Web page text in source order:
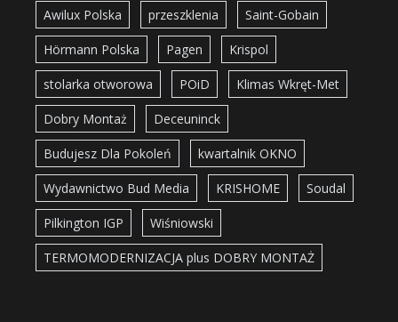
Awilux Polska przeszklenia Saint-Gobain
Hörmann Polska Pagen Krispol
stolarka otworowa POiD Klimas Wkręt-Met
Dobry Montaż Deceuninck
Budujesz Dla Pokoleń kwartalnik OKNO
Wydawnictwo Bud Media KRISHOME Soudal
Pilkington IGP Wiśniowski
TERMOMODERNIZACJA plus DOBRY MONTAŻ